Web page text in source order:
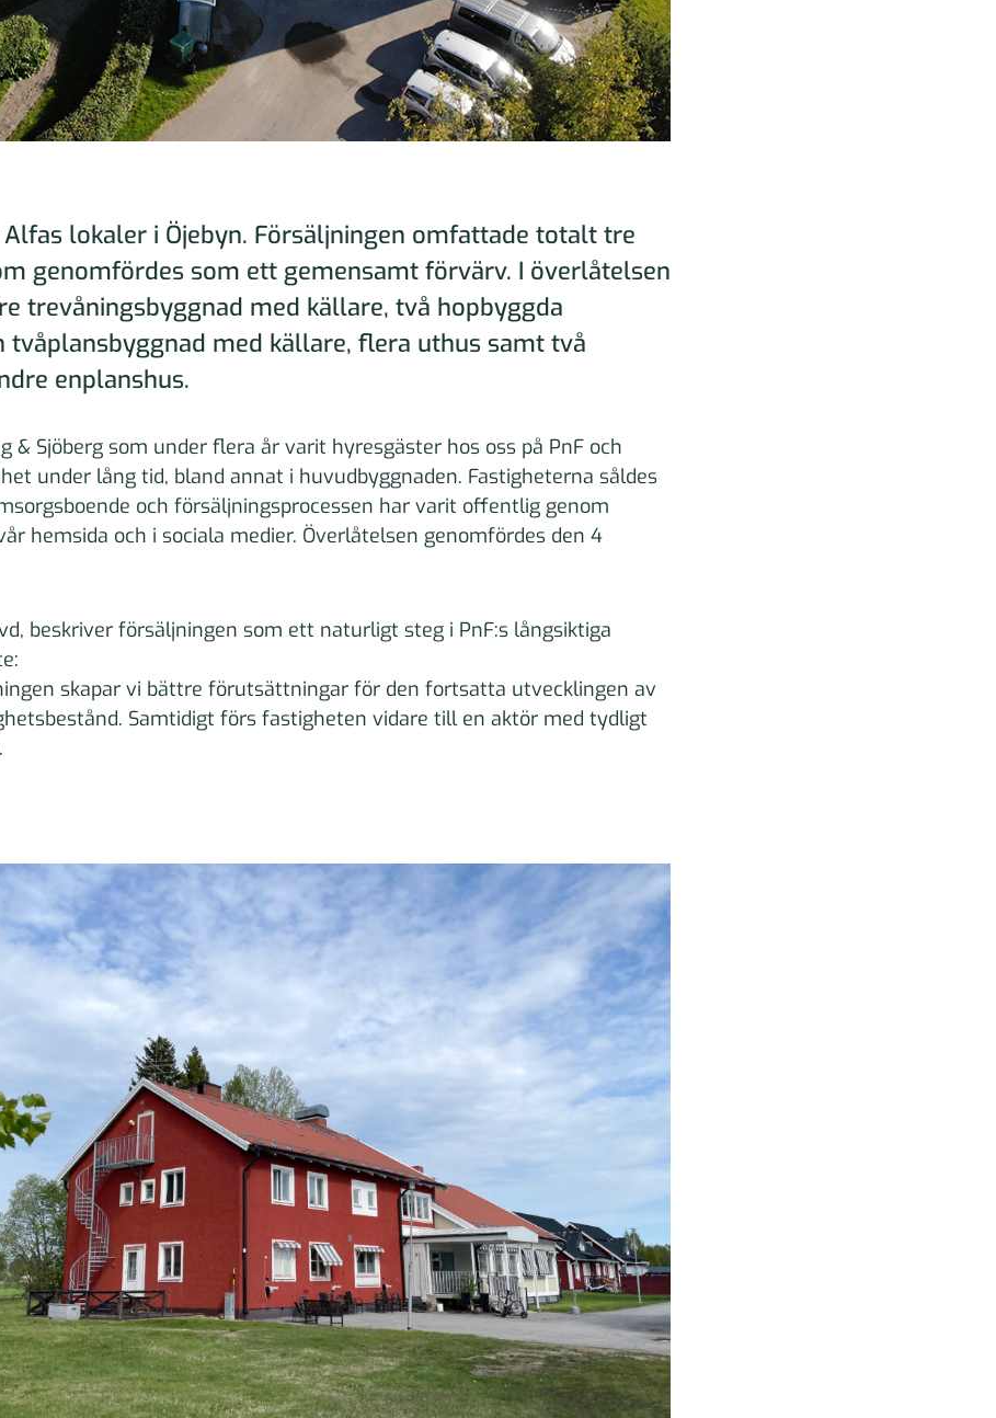
lokaler i Öjebyn. Försäljningen omfattade totalt tre
genomfördes som ett gemensamt förvärv. I överlåtelsen
trevåningsbyggnad med källare, två hopbyggda
tvåplansbyggnad med källare, flera uthus samt två
enplanshus.
& Sjöberg som under flera år varit hyresgäster hos oss på PnF och
under lång tid, bland annat i huvudbyggnaden. Fastigheterna såldes
och försäljningsprocessen har varit offentlig genom
hemsida och i sociala medier. Överlåtelsen genomfördes den 4
beskriver försäljningen som ett naturligt steg i PnF:s långsiktiga
skapar vi bättre förutsättningar för den fortsatta utvecklingen av
Samtidigt förs fastigheten vidare till en aktör med tydligt